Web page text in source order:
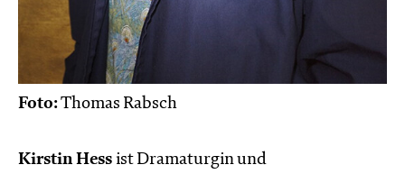
Foto:Thomas Rabsch
Kirstin Hess ist Dramaturgin und